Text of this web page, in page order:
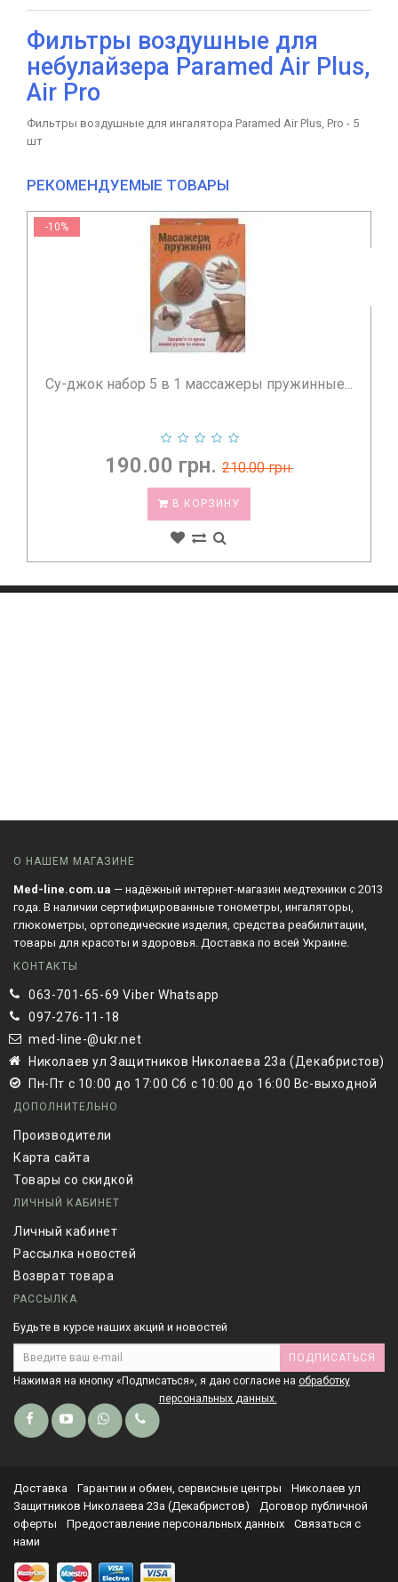
Фильтры воздушные для
небулайзера Paramed Air Plus,
Air Pro
Фильтры воздушные для ингалятора Paramed Air Plus, Pro - 5
шт
РЕКОМЕНДУЕМЫЕ ТОВАРЫ
-10%
Су-джок набор 5 в 1 массажеры пружинные...
190.00 грн. 210.00 грн.
В КОРЗИНУ
О НАШЕМ МАГАЗИНЕ
Med-line.com.ua — надёжный интернет-магазин медтехники с 2013
года. В наличии сертифицированные тонометры, ингаляторы,
глюкометры, ортопедические изделия, средства реабилитации,
товары для красоты и здоровья. Доставка по всей Украине.
КОНТАКТЫ
063-701-65-69 Viber Whatsapp
097-276-11-18
med-line-@ukr.net
Николаев ул Защитников Николаева 23а (Декабристов)
Пн-Пт с 10:00 до 17:00 Сб с 10:00 до 16:00 Вс-выходной
ДОПОЛНИТЕЛЬНО
Производители
Карта сайта
Товары со скидкой
ЛИЧНЫЙ КАБИНЕТ
Личный кабинет
Рассылка новостей
Возврат товара
РАССЫЛКА
Будьте в курсе наших акций и новостей
ПОДПИСАТЬСЯ
Нажимая на кнопку «Подписаться», я даю cогласие на обработку
персональных данных.
Доставка Гарантии и обмен, сервисные центры
Николаев ул
Защитников Николаева 23а (Декабристов)
Договор публичной
оферты
Предоставление персональных данных
Связаться с
нами